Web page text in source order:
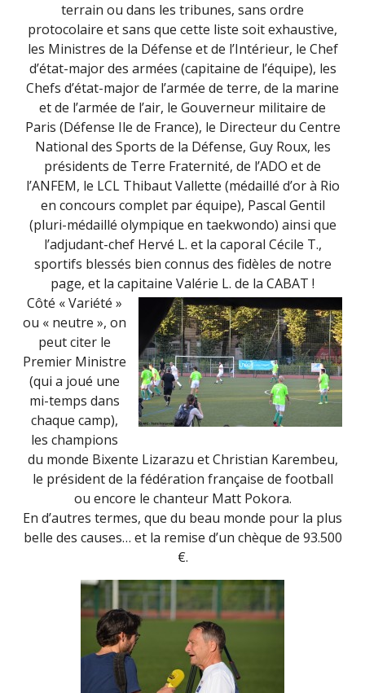
terrain ou dans les tribunes, sans ordre
protocolaire et sans que cette liste soit exhaustive,
les Ministres de la Défense et de l’Intérieur, le Chef
d’état-major des armées (capitaine de l’équipe), les
Chefs d’état-major de l’armée de terre, de la marine
et de l’armée de l’air, le Gouverneur militaire de
Paris (Défense Ile de France), le Directeur du Centre
National des Sports de la Défense, Guy Roux, les
présidents de Terre Fraternité, de l’ADO et de
l’ANFEM, le LCL Thibaut Vallette (médaillé d’or à Rio
en concours complet par équipe), Pascal Gentil
(pluri-médaillé olympique en taekwondo) ainsi que
l’adjudant-chef Hervé L. et la caporal Cécile T.,
sportifs blessés bien connus des fidèles de notre
page, et la capitaine Valérie L. de la CABAT !
Côté « Variété »
ou « neutre », on
peut citer le
Premier Ministre
(qui a joué une
mi-temps dans
chaque camp),
les champions
du monde Bixente Lizarazu et Christian Karembeu,
le président de la fédération française de football
ou encore le chanteur Matt Pokora.
En d’autres termes, que du beau monde pour la plus
belle des causes… et la remise d’un chèque de 93.500
€.